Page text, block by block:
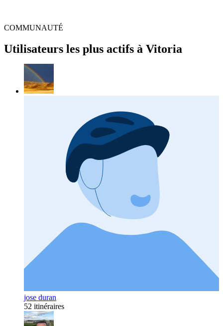
COMMUNAUTÉ
Utilisateurs les plus actifs à Vitoria
jose duran
52 itinéraires